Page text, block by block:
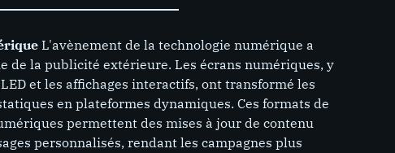
L'avènement de la technologie numérique a
de la publicité extérieure. Les écrans numériques, y
et les affichages interactifs, ont transformé les
en plateformes dynamiques. Ces formats de
permettent des mises à jour de contenu
personnalisés, rendant les campagnes plus